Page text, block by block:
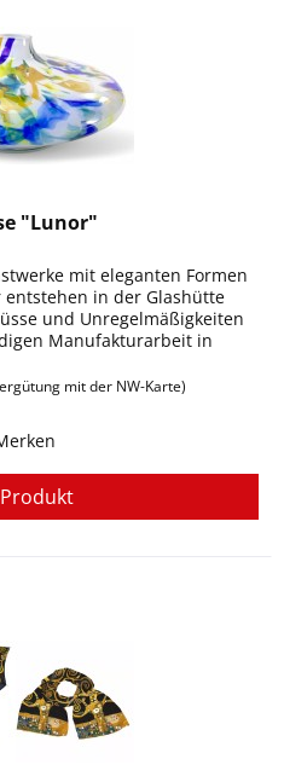
"Lunor"
mit eleganten Formen
entstehen in der Glashütte
und Unregelmäßigkeiten
Manufakturarbeit in
mit der NW-Karte)